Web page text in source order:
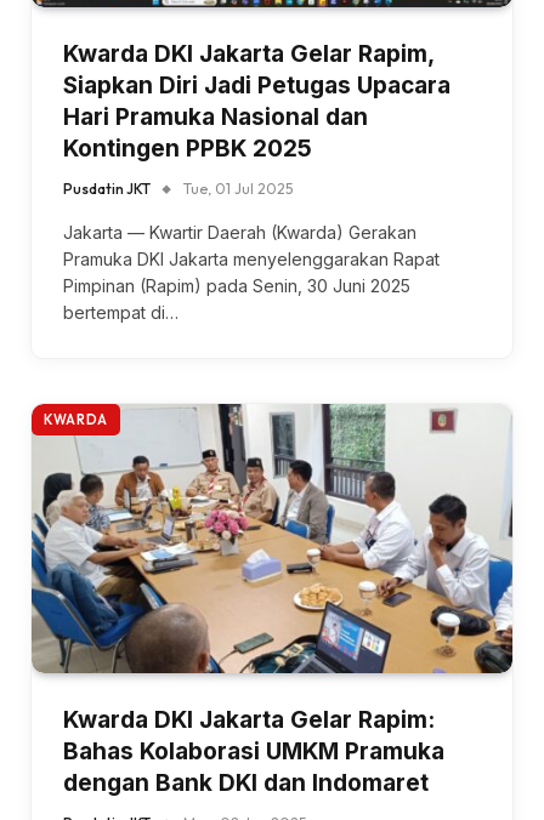
Kwarda DKI Jakarta Gelar Rapim,
Siapkan Diri Jadi Petugas Upacara
Hari Pramuka Nasional dan
Kontingen PPBK 2025
Pusdatin JKT Tue, 01 Jul 2025
Jakarta — Kwartir Daerah (Kwarda) Gerakan
Pramuka DKI Jakarta menyelenggarakan Rapat
Pimpinan (Rapim) pada Senin, 30 Juni 2025
bertempat di…
KWARDA
Kwarda DKI Jakarta Gelar Rapim:
Bahas Kolaborasi UMKM Pramuka
dengan Bank DKI dan Indomaret